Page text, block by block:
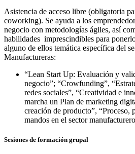
Asistencia de acceso libre (obligatoria
coworking). Se ayuda a los
negocio con metodologías ágiles, así
habilidades imprescindibles para
alguno de ellos temática específica del
Manufactureras:
“Lean Start Up: Evaluación y
negocio”; “Crowfunding”,
redes sociales”, “Creatividad e
marcha un Plan de marketing
creación de producto”, “Proceso,
mandos en el sector
Sesiones de formación grupal